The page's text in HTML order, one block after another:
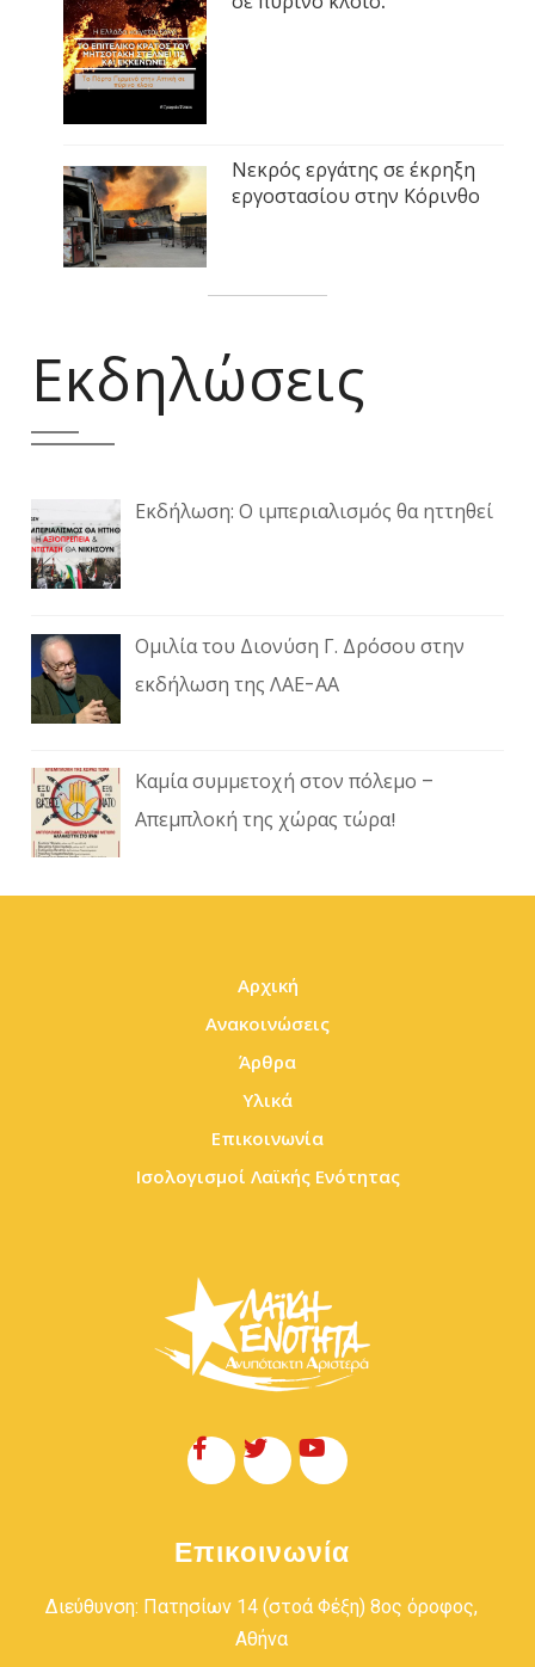
Νεκρός εργάτης σε έκρηξη
εργοστασίου στην Κόρινθο
Εκδηλώσεις
Εκδήλωση: Ο ιμπεριαλισμός θα ηττηθεί
Ομιλία του Διονύση Γ. Δρόσου στην
εκδήλωση της ΛΑΕ-ΑΑ
Καμία συμμετοχή στον πόλεμο –
Απεμπλοκή της χώρας τώρα!
Αρχική
Ανακοινώσεις
Άρθρα
Υλικά
Επικοινωνία
Ισολογισμοί Λαϊκής Ενότητας
Επικοινωνία
Διεύθυνση: Πατησίων 14 (στοά Φέξη) 8ος όροφος,
Αθήνα